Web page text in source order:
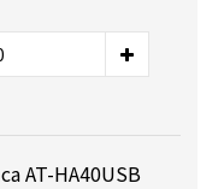
AT-HA40USB